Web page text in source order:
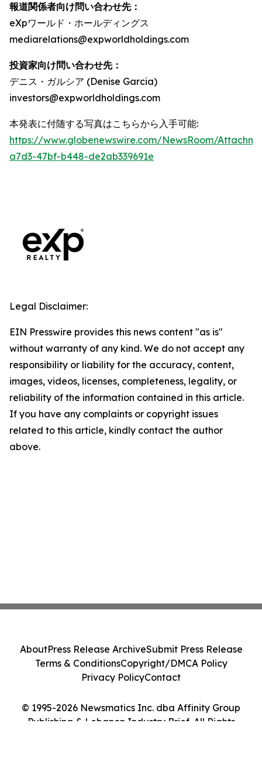
報道関係者向け問い合わせ先：
eXpワールド・ホールディングス
mediarelations@expworldholdings.com
投資家向け問い合わせ先：
デニス・ガルシア (Denise Garcia)
investors@expworldholdings.com
本発表に付随する写真はこちらから入手可能:
https://www.globenewswire.com/NewsRoom/
a7d3-47bf-b448-de2ab339691e
Legal Disclaimer:
EIN Presswire provides this news content "as is"
without warranty of any kind. We do not accept any
responsibility or liability for the accuracy, content,
images, videos, licenses, completeness, legality, or
reliability of the information contained in this article.
If you have any complaints or copyright issues
related to this article, kindly contact the author
above.
© 1995-2026 Newsmatics Inc. dba Affinity Group
Publishing & Lebanon Industry Brief. All Rights
AboutPress Release ArchiveSubmit Press Release
Terms & ConditionsCopyright/DMCA Policy
Privacy PolicyContact